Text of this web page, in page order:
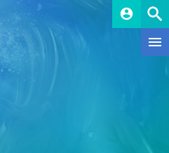
account_circle